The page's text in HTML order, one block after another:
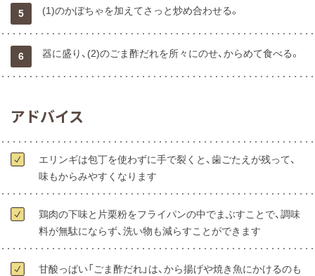
5 (1)のかぼちゃを加えてさっと炒め合わせる。
6 器に盛り、(2)のごま酢だれを所々にのせ、からめて食べる。
アドバイス
エリンギは包丁を使わずに手で裂くと、歯ごたえが残って、
味もからみやすくなります
鶏肉の下味と片栗粉をフライパンの中でまぶすことで、調味
料が無駄にならず、洗い物も減らすことができます
甘酸っぱい「ごま酢だれ」は、から揚げや焼き魚にかけるのも